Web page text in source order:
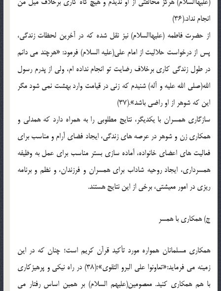
انجام نداد.(36)
از حضرت فاطمه (عليهاالسلام) نيز نقل شده که در آخرين لحظات زندگي،
پس از درخواست حلاليت از امام علي(عليه السلام) فرمود: «هرچند مي دانم
در طول زندگي کاري برخلاف رضايت تو انجام نداده ام، ولي از پدرم رسول
الله(صلي الله عليه و آله) شنيدم که زني در قيامت وارد بهشت نمي شود مگر
اين که شوهر از او راضي باشد».(37)
سازگاري همسران با يکديگر، نتايج مطلوبي را به همراه دارد که همدلي و
همکاري زن و شوهر در عرصه هاي زندگي، ايجاد فضاي آرام و مناسب براي
فعاليت هاي اعضاي خانواده، آماده سازي بستر مناسب براي عمل به وظيفه
همسرداري، ايجاد روحيه شاداب براي همسران و فرزندان، و نظم و برنامه
ريزي در امور معيشتي، برخي از اين نتايج هستند.
ج) همکاري با همسر
همکاري مسلمانان همواره مورد تأکيد قرآن کريم است؛ چنان که در اين
زمينه مي فرمايد:«تعاونوا علي البرو التقوي»؛(38) در راه نيکي و پرهيزکاري
با هم همکاري کنيد. معصومين(عليهم السلام) بر همين اساس رفتار مي